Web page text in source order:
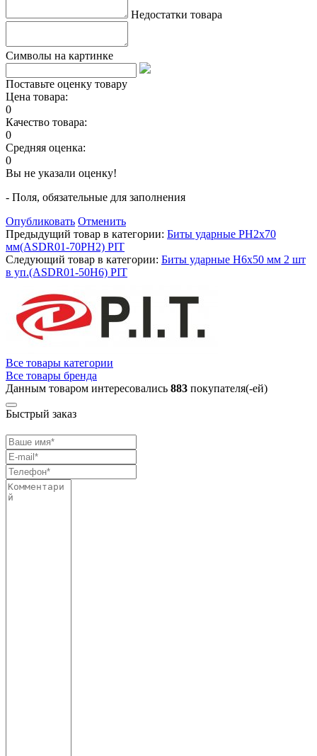
Недостатки товара
Символы на картинке
Поставьте оценку товару
Цена товара:
0
Качество товара:
0
Средняя оценка:
0
Вы не указали оценку!
- Поля, обязательные для заполнения
Опубликовать Отменить
Предыдущий товар в категории: Биты ударные PH2x70
мм(ASDR01-70PH2) PIT
Следующий товар в категории: Биты ударные H6x50 мм 2 шт
в уп.(ASDR01-50H6) PIT
Все товары категории
Все товары бренда
Данным товаром интересовались 883 покупателя(-ей)
Быстрый заказ